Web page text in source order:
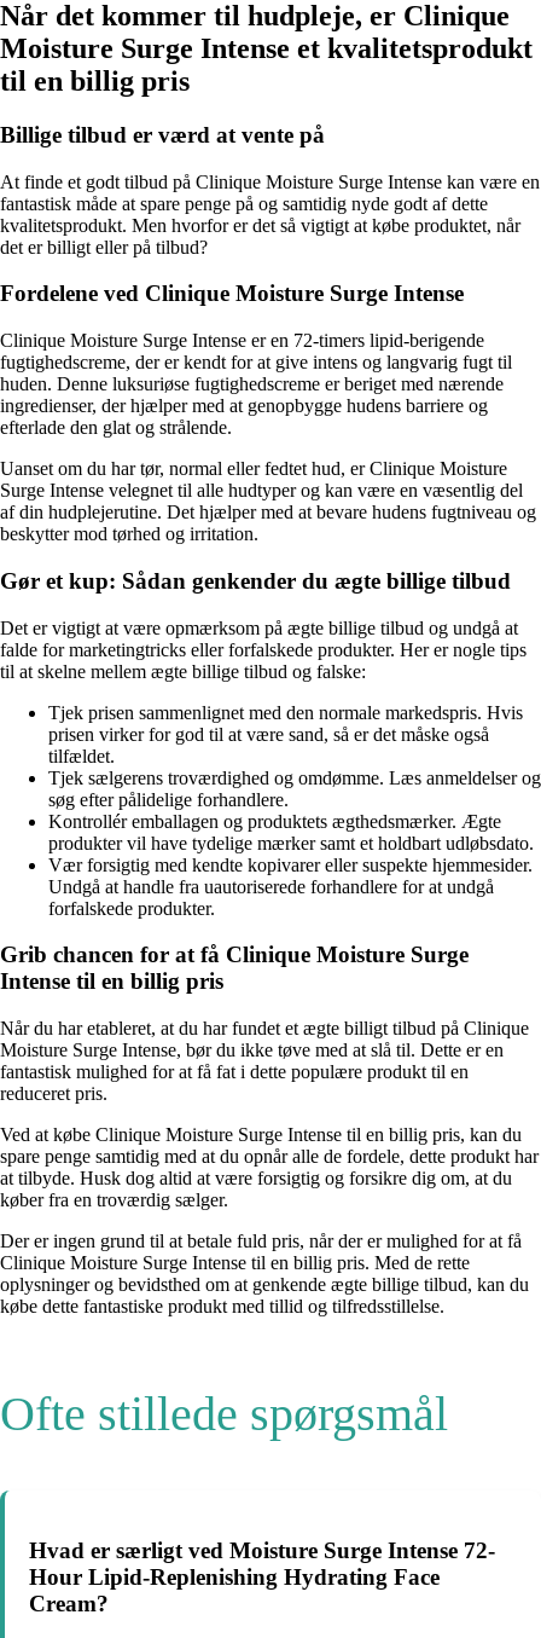
Når det kommer til hudpleje, er Clinique
Moisture Surge Intense et kvalitetsprodukt
til en billig pris
Billige tilbud er værd at vente på
At finde et godt tilbud på Clinique Moisture Surge Intense kan være en
fantastisk måde at spare penge på og samtidig nyde godt af dette
kvalitetsprodukt. Men hvorfor er det så vigtigt at købe produktet, når
det er billigt eller på tilbud?
Fordelene ved Clinique Moisture Surge Intense
Clinique Moisture Surge Intense er en 72-timers lipid-berigende
fugtighedscreme, der er kendt for at give intens og langvarig fugt til
huden. Denne luksuriøse fugtighedscreme er beriget med nærende
ingredienser, der hjælper med at genopbygge hudens barriere og
efterlade den glat og strålende.
Uanset om du har tør, normal eller fedtet hud, er Clinique Moisture
Surge Intense velegnet til alle hudtyper og kan være en væsentlig del
af din hudplejerutine. Det hjælper med at bevare hudens fugtniveau og
beskytter mod tørhed og irritation.
Gør et kup: Sådan genkender du ægte billige tilbud
Det er vigtigt at være opmærksom på ægte billige tilbud og undgå at
falde for marketingtricks eller forfalskede produkter. Her er nogle tips
til at skelne mellem ægte billige tilbud og falske:
Tjek prisen sammenlignet med den normale markedspris. Hvis
prisen virker for god til at være sand, så er det måske også
tilfældet.
Tjek sælgerens troværdighed og omdømme. Læs anmeldelser og
søg efter pålidelige forhandlere.
Kontrollér emballagen og produktets ægthedsmærker. Ægte
produkter vil have tydelige mærker samt et holdbart udløbsdato.
Vær forsigtig med kendte kopivarer eller suspekte hjemmesider.
Undgå at handle fra uautoriserede forhandlere for at undgå
forfalskede produkter.
Grib chancen for at få Clinique Moisture Surge
Intense til en billig pris
Når du har etableret, at du har fundet et ægte billigt tilbud på Clinique
Moisture Surge Intense, bør du ikke tøve med at slå til. Dette er en
fantastisk mulighed for at få fat i dette populære produkt til en
reduceret pris.
Ved at købe Clinique Moisture Surge Intense til en billig pris, kan du
spare penge samtidig med at du opnår alle de fordele, dette produkt har
at tilbyde. Husk dog altid at være forsigtig og forsikre dig om, at du
køber fra en troværdig sælger.
Der er ingen grund til at betale fuld pris, når der er mulighed for at få
Clinique Moisture Surge Intense til en billig pris. Med de rette
oplysninger og bevidsthed om at genkende ægte billige tilbud, kan du
købe dette fantastiske produkt med tillid og tilfredsstillelse.
Ofte stillede spørgsmål
Hvad er særligt ved Moisture Surge Intense 72-
Hour Lipid-Replenishing Hydrating Face
Cream?